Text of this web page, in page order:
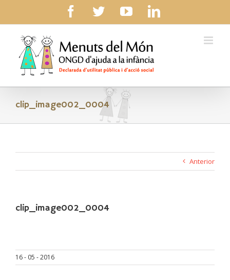
content
facebook
twitteryoutubelinkedin
clip_image002_0004
Anterior
clip_image002_0004
16 - 05 - 2016